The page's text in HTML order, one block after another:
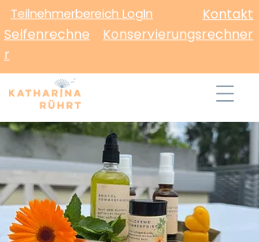
Teilnehmerbereich LogIn
Kontakt
Seifenrechne
r
Konservierungsrechner